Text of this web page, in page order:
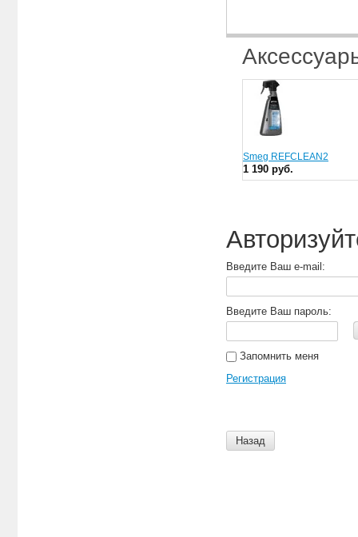
Smeg REFCLEAN2
1 190 руб.
Введите Ваш e-mail:
Введите Ваш пароль:
Запомнить меня
Регистрация
Назад